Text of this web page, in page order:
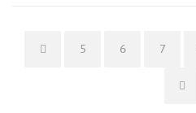
Page
5 Page
6 Page
7